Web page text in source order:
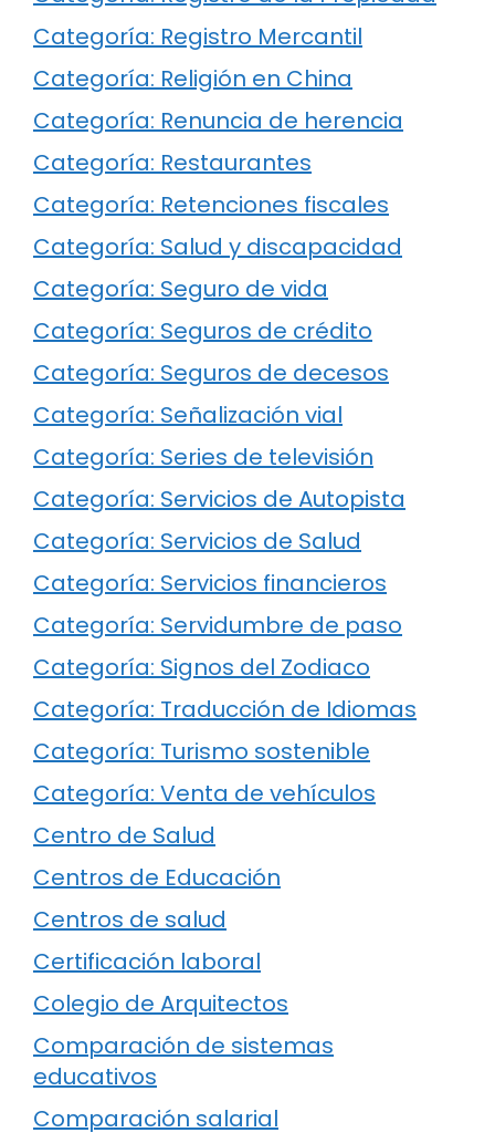
Categoría: Registro Mercantil
Categoría: Religión en China
Categoría: Renuncia de herencia
Categoría: Restaurantes
Categoría: Retenciones fiscales
Categoría: Salud y discapacidad
Categoría: Seguro de vida
Categoría: Seguros de crédito
Categoría: Seguros de decesos
Categoría: Señalización vial
Categoría: Series de televisión
Categoría: Servicios de Autopista
Categoría: Servicios de Salud
Categoría: Servicios financieros
Categoría: Servidumbre de paso
Categoría: Signos del Zodiaco
Categoría: Traducción de Idiomas
Categoría: Turismo sostenible
Categoría: Venta de vehículos
Centro de Salud
Centros de Educación
Centros de salud
Certificación laboral
Colegio de Arquitectos
Comparación de sistemas
educativos
Comparación salarial